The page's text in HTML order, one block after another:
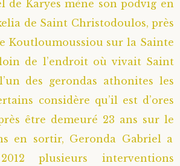
de Karyes mène son podvig en
de Saint Christodoulos, près
Koutloumoussiou sur la Sainte
de l’endroit où vivait Saint
des gerondas athonites les
considère qu’il est d’ores
être demeuré 23 ans sur le
en sortir, Geronda Gabriel a
plusieurs interventions